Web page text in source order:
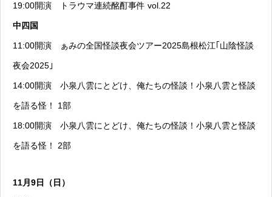
19:00開演 トラウマ連続酩酊事件 vol.22
中四国
11:00開演 ぁみの全国怪談夜会ツアー2025島根松江｢山陰怪談
夜会2025｣
14:00開演 小泉八雲にとどけ、俺たちの怪談！小泉八雲と怪談
を語る怪！ 1部
18:00開演 小泉八雲にとどけ、俺たちの怪談！小泉八雲と怪談
を語る怪！ 2部
11月9日（日）